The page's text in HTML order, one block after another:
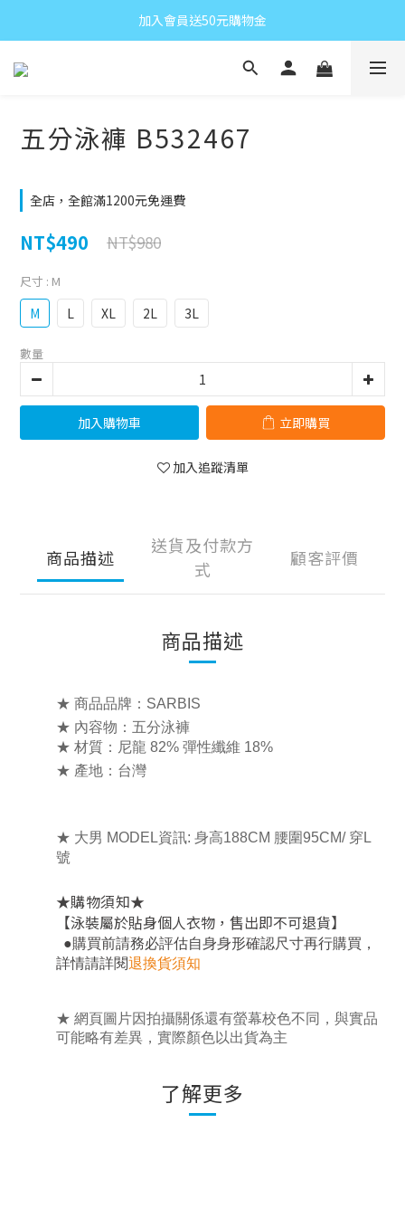
加入會員送50元購物金
五分泳褲 B532467
全店，全館滿1200元免運費
NT$490 NT$980
尺寸 : M
M L XL 2L 3L
數量
加入購物車 立即購買
加入追蹤清單
商品描述
送貨及付款方
式
顧客評價
商品描述
★ 商品品牌：SARBIS
★ 內容物：五分泳褲
★ 材質：尼龍 82% 彈性纖維 18%
★ 產地：台灣
★ 大男 MODEL資訊: 身高188CM 腰圍95CM/ 穿L
號
★購物須知★
【泳裝屬於貼身個人衣物，售出即不可退貨】
●購買前請務必評估自身身形確認尺寸再行購買 ，
詳情請詳閱退換貨須知
★ 網頁圖片因拍攝關係還有螢幕校色不同，與實品
可能略有差異，實際顏色以出貨為主
了解更多